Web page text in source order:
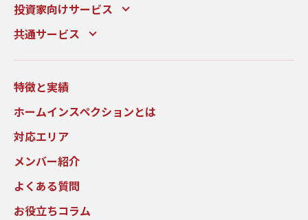
投資家向けサービス
共通サービス
特徴と実績
ホームインスペクションとは
対応エリア
メンバー紹介
よくある質問
お役立ちコラム